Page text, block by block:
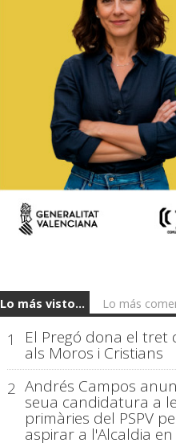
Lo más visto... Lo más
1 El Pregó dona el tret
als Moros i Cristians
2 Andrés Campos
seua candidatura a
primàries del PSPV
aspirar a l'Alcaldia